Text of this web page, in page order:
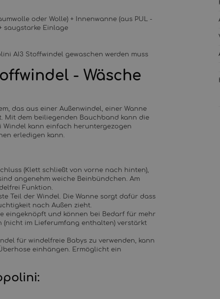
oder Wolle) + Innenwanne (aus PUL -
saugstarke Einlage
AI3 Stoffwindel gewaschen werden muss
- Wäsche
das aus einer Außenwindel, einer Wanne
Mit dem beiliegenden Bauchband kann die
Windel kann einfach heruntergezogen
erledigen kann.
(Klett schließt von vorne nach hinten),
angenehm weiche Beinbündchen. Am
Funktion.
Teil der Windel. Die Wanne sorgt dafür dass
nach Außen zieht.
eingeknöpft und können bei Bedarf für mehr
(nicht im Lieferumfang enthalten) verstärkt
für windelfreie Babys zu verwenden, kann
einhängen. Ermöglicht ein